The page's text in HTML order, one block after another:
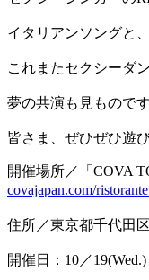
イタリアンソングと、
これまたセクシーダ
夢の共演も見ものです
皆さま、ぜひぜひ遊
開催場所／「COVA
covajapan.com/ristorante
住所／東京都千代田
開催日：10／19(Wed.)